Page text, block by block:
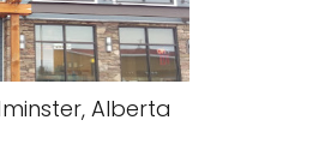
Alberta